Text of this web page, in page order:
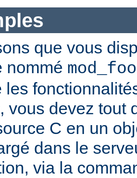
que vous
nommé
les
vous devez tout
C en un
dans le
via la